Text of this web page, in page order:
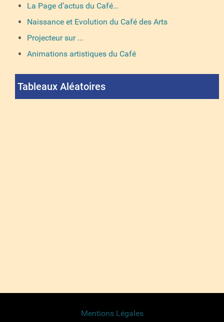
La Page d’actus du Café…
Naissance et Evolution du Café des Arts
Projecteur sur ...
Animations artistiques du Café
Tableaux Aléatoires
Mentions Légales